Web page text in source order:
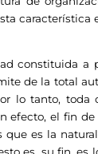
característica
constituida a
de la total
lo tanto, toda
efecto, el fin
que es la